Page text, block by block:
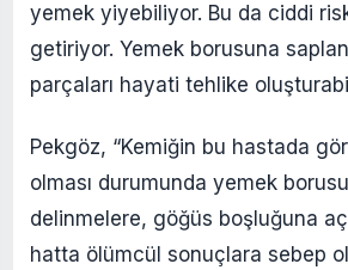
yemek yiyebiliyor. Bu da ciddi
getiriyor. Yemek borusuna
parçaları hayati tehlike
Pekgöz, “Kemiğin bu hastada
olması durumunda yemek
delinmelere, göğüs boşluğuna
hatta ölümcül sonuçlara sebep